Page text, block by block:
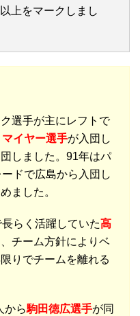
上をマークしまし
選手が主にレフトで
イヤー選手が入団し
しました。91年はパ
ドで広島から入団し
ました。
らく活躍していた高
チーム方針によりベ
りでチームを離れる
から駒田徳広選手が同